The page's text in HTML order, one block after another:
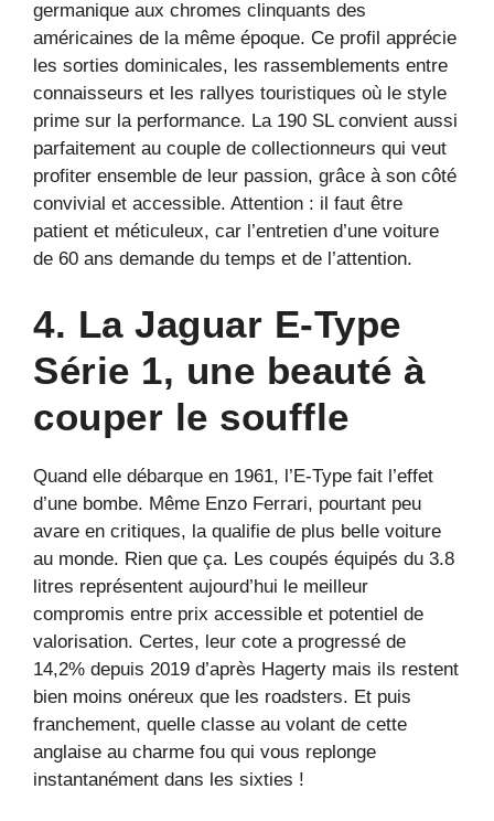
germanique aux chromes clinquants des
américaines de la même époque. Ce profil apprécie
les sorties dominicales, les rassemblements entre
connaisseurs et les rallyes touristiques où le style
prime sur la performance. La 190 SL convient aussi
parfaitement au couple de collectionneurs qui veut
profiter ensemble de leur passion, grâce à son côté
convivial et accessible. Attention : il faut être
patient et méticuleux, car l’entretien d’une voiture
de 60 ans demande du temps et de l’attention.
4. La Jaguar E-Type
Série 1, une beauté à
couper le souffle
Quand elle débarque en 1961, l’E-Type fait l’effet
d’une bombe. Même Enzo Ferrari, pourtant peu
avare en critiques, la qualifie de plus belle voiture
au monde. Rien que ça. Les coupés équipés du 3.8
litres représentent aujourd’hui le meilleur
compromis entre prix accessible et potentiel de
valorisation. Certes, leur cote a progressé de
14,2% depuis 2019 d’après Hagerty mais ils restent
bien moins onéreux que les roadsters. Et puis
franchement, quelle classe au volant de cette
anglaise au charme fou qui vous replonge
instantanément dans les sixties !